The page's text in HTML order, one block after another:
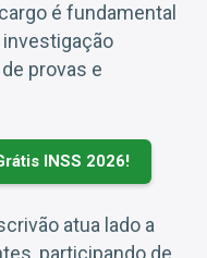
é fundamental
provas e
INSS 2026!
atua lado a